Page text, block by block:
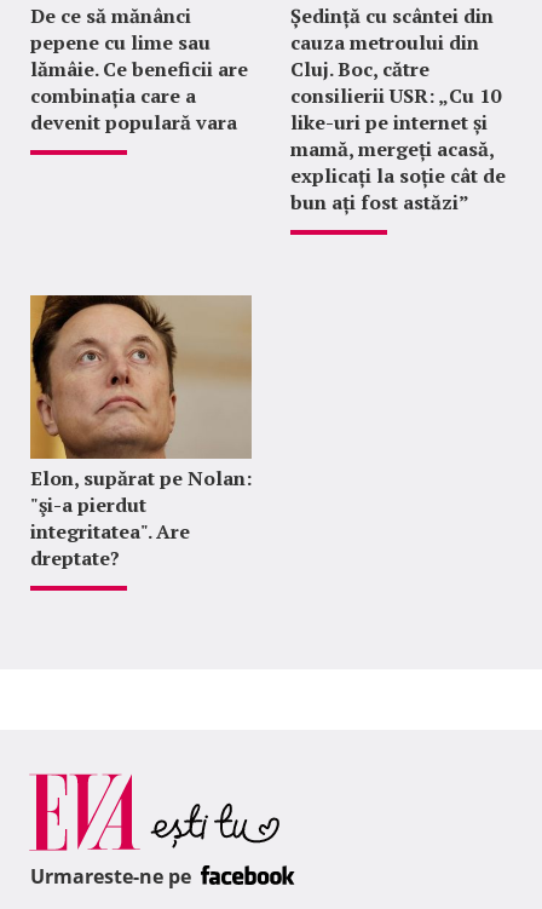
De ce să mănânci
pepene cu lime sau
lămâie. Ce beneficii are
combinația care a
devenit populară vara
Ședință cu scântei din
cauza metroului din
Cluj. Boc, către
consilierii USR: „Cu 10
like-uri pe internet și
mamă, mergeți acasă,
explicați la soție cât de
bun ați fost astăzi”
Elon, supărat pe Nolan:
"şi-a pierdut
integritatea". Are
dreptate?
Urmareste-ne pe